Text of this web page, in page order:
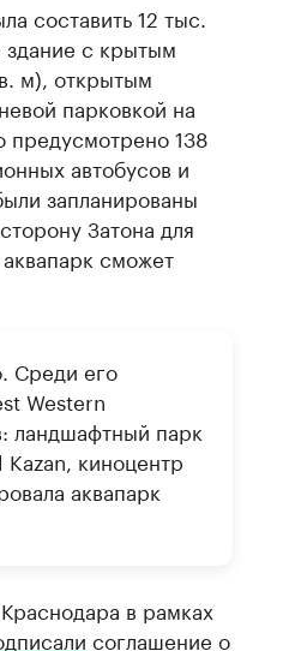
составить 12 тыс.
здание с крытым
м), открытым
парковкой на
предусмотрено 138
автобусов и
запланированы
Затона для
сможет
Среди его
Western
ландшафтный парк
киноцентр
аквапарк
в рамках
соглашение о